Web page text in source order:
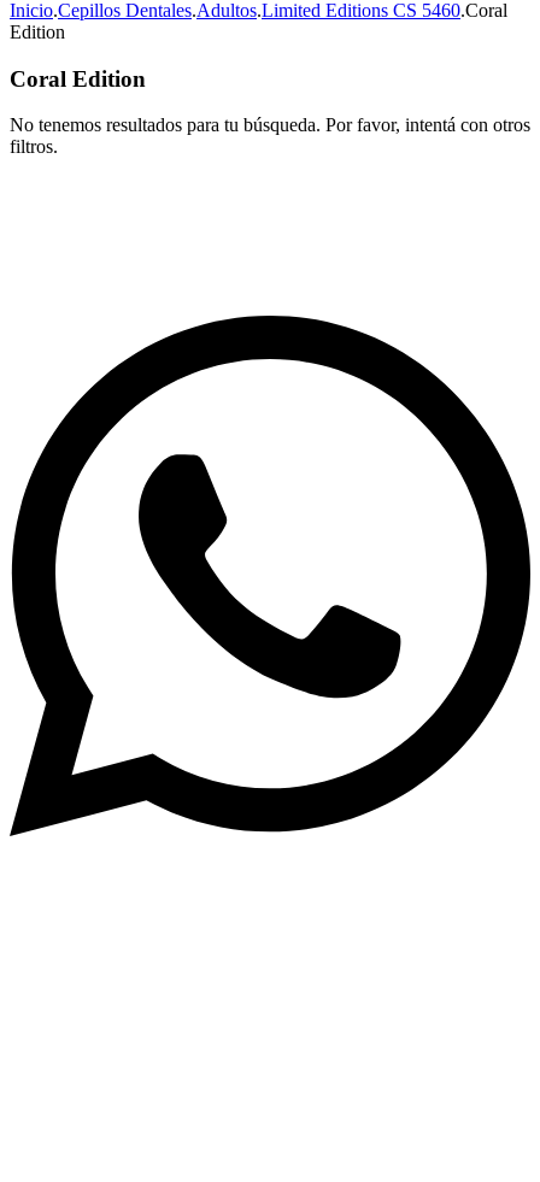
Inicio.Cepillos Dentales.Adultos.Limited Editions CS 5460.Coral
Edition
Coral Edition
No tenemos resultados para tu búsqueda. Por favor, intentá con otros
filtros.